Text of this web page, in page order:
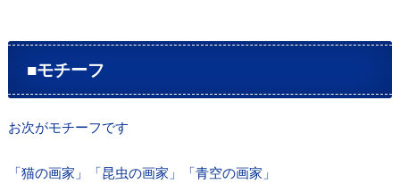
■モチーフ
お次がモチーフです
「猫の画家」「昆虫の画家」「青空の画家」